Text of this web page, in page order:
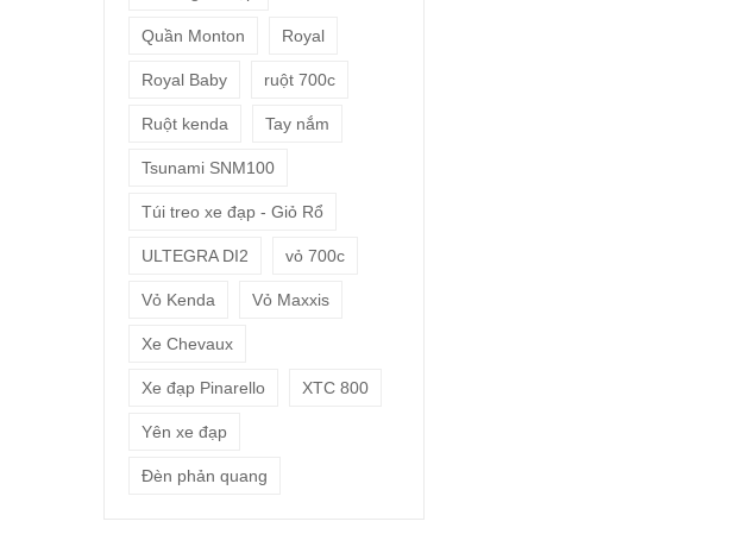
Quần Monton Royal
Royal Baby ruột 700c
Ruột kenda Tay nắm
Tsunami SNM100
Túi treo xe đạp - Giỏ Rổ
ULTEGRA DI2 vỏ 700c
Vỏ Kenda Vỏ Maxxis
Xe Chevaux
Xe đạp Pinarello XTC 800
Yên xe đạp
Đèn phản quang